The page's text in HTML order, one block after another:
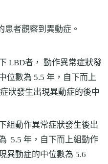
患者觀察到異動症。
LBD者， 動作異常症狀發
位數為 5.5 年，自下而上
狀發生出現異動症的後中
組動作異常症狀發生後出
5.5 年，自下而上組動作
異動症的中位數為 5.6